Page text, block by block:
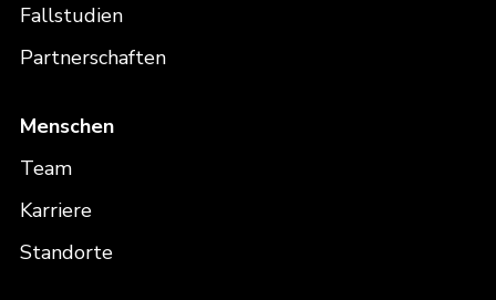
Fallstudien
Partnerschaften
Menschen
Team
Karriere
Standorte